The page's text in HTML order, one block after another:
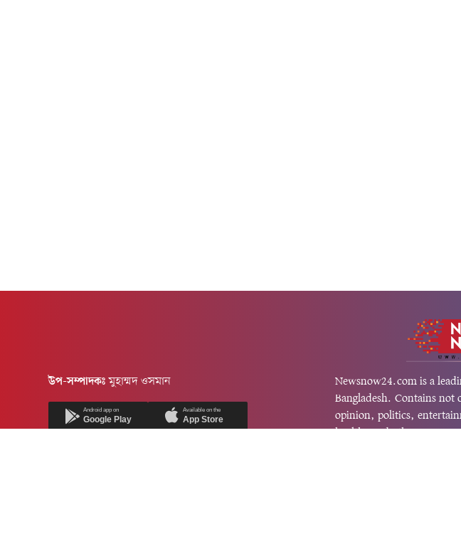
উপ-সম্পাদকঃমুহাম্মদ ওসমান
Android app on
Google Play
Available on the
App Store
Newsnow24.com is a
Bangladesh. Contains
opinion, politics,
health, and others. We